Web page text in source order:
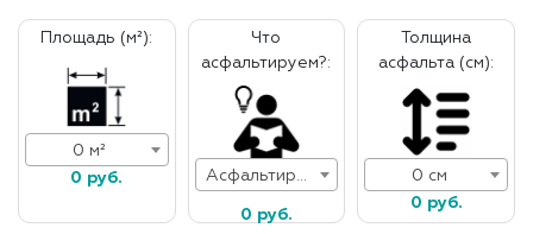
Площадь (м²):
0 м²
0 руб.
Что
асфальтируем?:
0 руб.
Толщина
асфальта (см):
0 см
0 руб.